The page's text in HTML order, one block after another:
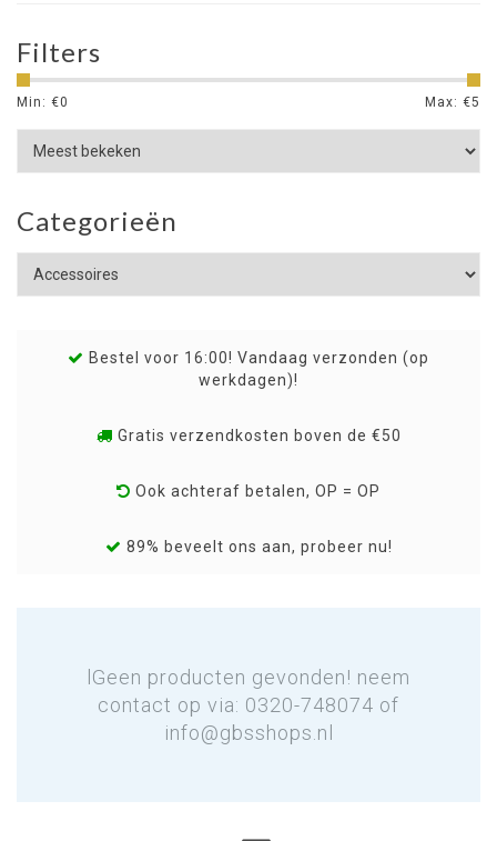
Filters
Min: €0 Max: €5
Categorieën
Bestel voor 16:00! Vandaag verzonden (op
werkdagen)!
Gratis verzendkosten boven de €50
Ook achteraf betalen, OP = OP
89% beveelt ons aan, probeer nu!
lGeen producten gevonden! neem
contact op via: 0320-748074 of
info@gbsshops.nl